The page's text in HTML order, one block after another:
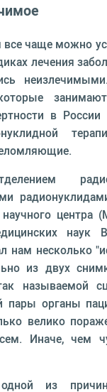
все чаще можно
лечения
в
научного
наук
нам несколько
из двух
называемой
органы
велико
Иначе, чем
из